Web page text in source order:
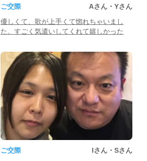
ご交際
Aさん・Yさん
優しくて、歌が上手くて惚れちゃいまし
た。すごく気遣いしてくれて嬉しかった
ご交際
Iさん・Sさん